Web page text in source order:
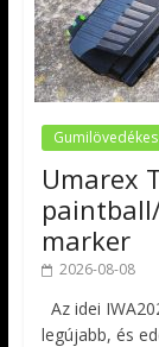
Gumilövedékes
Umarex
marker
2026-08-08
Az idei
legújabb, és